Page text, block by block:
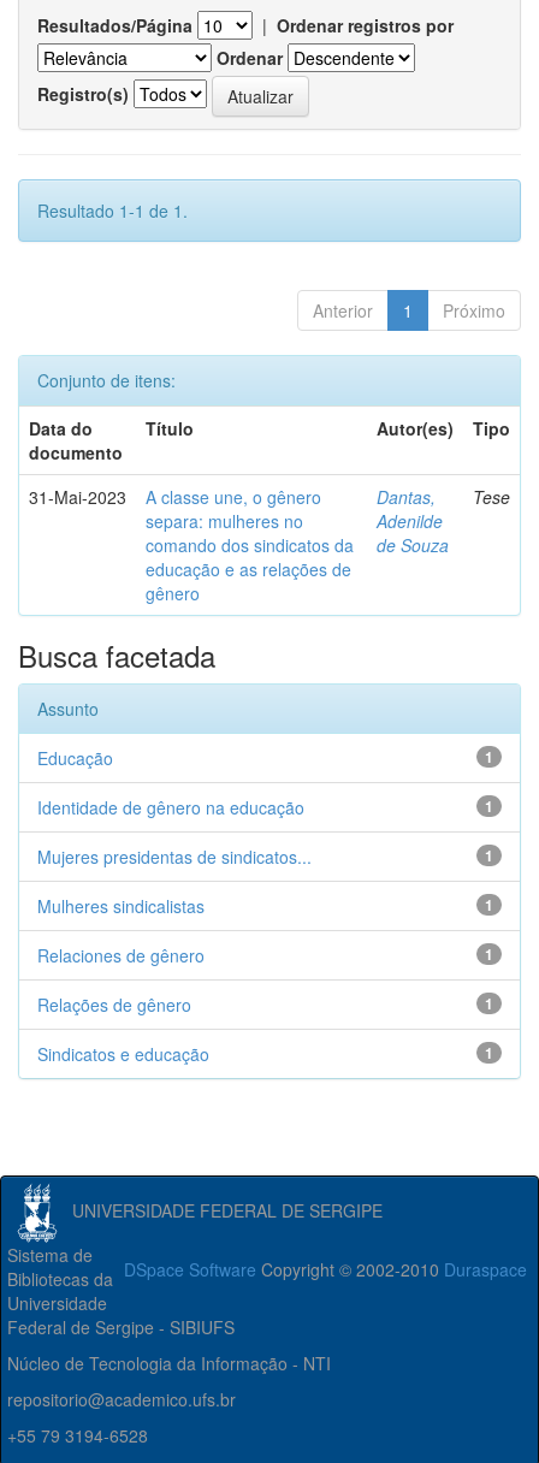
Resultados/Página | Ordenar registros por
Ordenar
Registro(s)
Resultado 1-1 de 1.
Anterior 1 Próximo
Conjunto de itens:
Data do
documento
Título Autor(es) Tipo
31-Mai-2023
A classe une, o gênero
separa: mulheres no
comando dos sindicatos da
educação e as relações de
gênero
Dantas,
Adenilde
de Souza
Tese
Busca facetada
Assunto
1
Educação
1
Identidade de gênero na educação
1
Mujeres presidentas de sindicatos...
1
Mulheres sindicalistas
1
Relaciones de gênero
1
Relações de gênero
1
Sindicatos e educação
UNIVERSIDADE FEDERAL DE SERGIPE
DSpace Software Copyright © 2002-2010 Duraspace
Sistema de
Bibliotecas da
Universidade
Federal de Sergipe - SIBIUFS
Núcleo de Tecnologia da Informação - NTI
repositorio@academico.ufs.br
+55 79 3194-6528